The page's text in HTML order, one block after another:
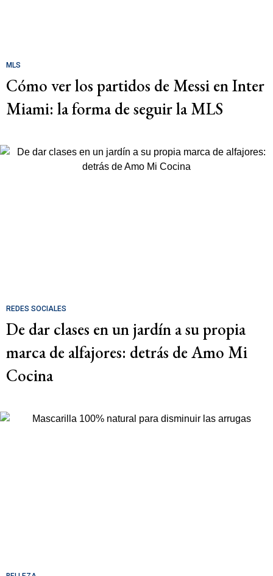
MLS
Cómo ver los partidos de Messi en Inter
Miami: la forma de seguir la MLS
REDES SOCIALES
De dar clases en un jardín a su propia
marca de alfajores: detrás de Amo Mi
Cocina